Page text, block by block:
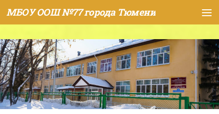
Skip to content
МБОУ ООШ №77 города Тюмени